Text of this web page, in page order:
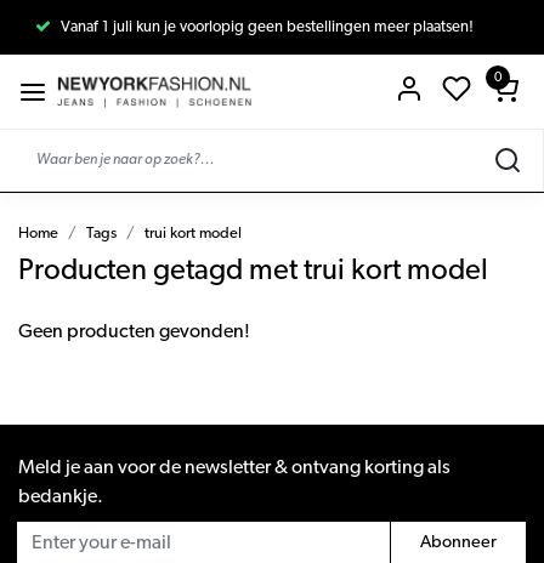
Vanaf 1 juli kun je voorlopig geen bestellingen meer plaatsen!
0
Home Tags trui kort model
Producten getagd met trui kort model
Geen producten gevonden!
Meld je aan voor de newsletter & ontvang korting als
bedankje.
Abonneer